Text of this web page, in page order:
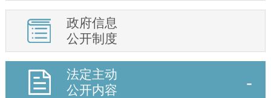
政府信息
公开制度
法定主动
公开内容